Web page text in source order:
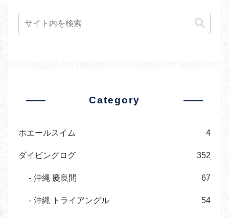
Category
ホエールスイム 4
ダイビングログ 352
沖縄 慶良間 67
沖縄 トライアングル 54